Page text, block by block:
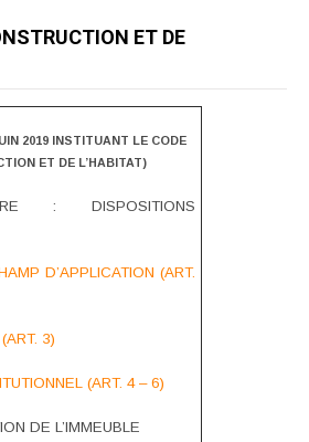
ET DE
2019 INSTITUANT LE CODE
ET DE L’HABITAT)
: DISPOSITIONS
D’APPLICATION (ART.
3)
(ART. 4 – 6)
DE L’IMMEUBLE